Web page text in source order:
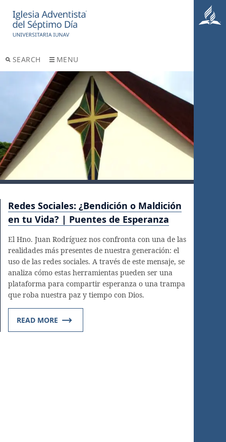
SEARCH MENU
Redes Sociales: ¿Bendición o Maldición
en tu Vida? | Puentes de Esperanza
El Hno. Juan Rodríguez nos confronta con una de las
realidades más presentes de nuestra generación: el
uso de las redes sociales. A través de este mensaje, se
analiza cómo estas herramientas pueden ser una
plataforma para compartir esperanza o una trampa
que roba nuestra paz y tiempo con Dios.
READ MORE